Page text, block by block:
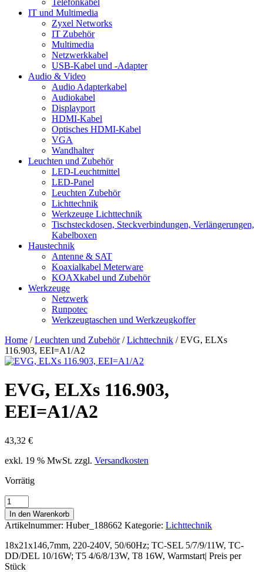
IT und Multimedia
Zyxel Networks
IT Zubehör
Multimedia
Netzwerkkabel
USB-Kabel und -Adapter
Audio & Video
Audio Adapterkabel
Audiokabel
Displayport
HDMI-Kabel
Optisches HDMI-Kabel
VGA
Wandhalter
Leuchten und Zubehör
LED-Leuchtmittel
LED-Panel
Leuchten Zubehör
Lichttechnik
Werkzeuge Lichttechnik
Tischsteckdosen, Steckverbindungen, Verlängerungen,
Kabelboxen
Haustechnik
Antenne & SAT
Koaxialkabel Meterware
KOAXkabel und Zubehör
Werkzeuge
Netzwerk
Runpotec
Werkzeugtaschen und Werkzeugkoffer
Home /Leuchten und Zubehör/Lichttechnik / EVG, ELXs
116.903, EEI=A1/A2
EVG, ELXs 116.903,
EEI=A1/A2
43,32 €
exkl. 19 % MwSt. zzgl. Versandkosten
Vorrätig
EVG,
ELXs
116.903,
EEI=A1/A2
Menge
In den Warenkorb
Artikelnummer: Huber_188662 Kategorie: Lichttechnik
18x21x146,7mm, 220-240V, 50/60Hz; TC-SEL 5/7/9/11W, TC-
DD/DEL 10/16W; T5 4/6/8/13W, T8 16W, Warmstart| Preis per
Stück